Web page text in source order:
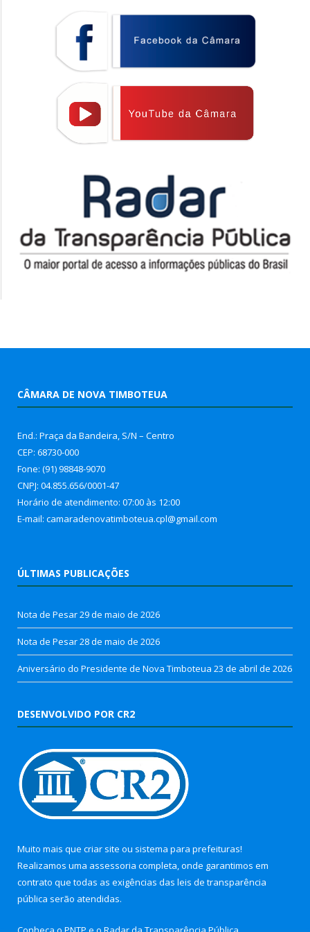
CÂMARA DE NOVA TIMBOTEUA
End.: Praça da Bandeira, S/N – Centro
CEP: 68730-000
Fone: (91) 98848-9070
CNPJ: 04.855.656/0001-47
Horário de atendimento: 07:00 às 12:00
E-mail: camaradenovatimboteua.cpl@gmail.com
ÚLTIMAS PUBLICAÇÕES
Nota de Pesar29 de maio de 2026
Nota de Pesar28 de maio de 2026
Aniversário do Presidente de Nova Timboteua 23 de abril de 2026
DESENVOLVIDO POR CR2
Muito mais que criar site ou sistema para prefeituras!
Realizamos uma assessoria completa, onde garantimos em
contrato que todas as exigências das leis de transparência
pública serão atendidas.